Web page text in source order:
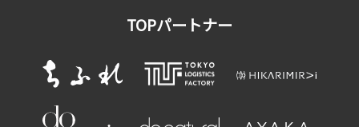
TOPパートナー